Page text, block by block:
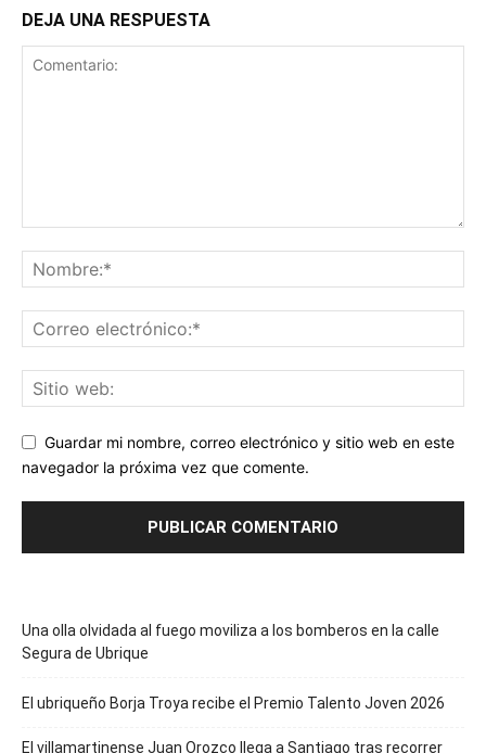
DEJA UNA RESPUESTA
Guardar mi nombre, correo electrónico y sitio web en este
navegador la próxima vez que comente.
Una olla olvidada al fuego moviliza a los bomberos en la calle
Segura de Ubrique
El ubriqueño Borja Troya recibe el Premio Talento Joven 2026
El villamartinense Juan Orozco llega a Santiago tras recorrer